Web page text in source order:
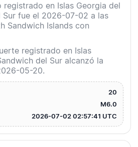
en Islas Georgia del
Sur fue el 2026-07-02 a las
Sandwich Islands con
registrado en Islas
del Sur alcanzó la
05-20.
20
M6.0
2026-07-02 02:57:41 UTC